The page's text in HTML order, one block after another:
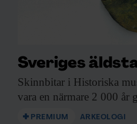
Sveriges
Skinnbitar i Historiska
vara en närmare 2 000 år
PREMIUM ARKEOLOGI